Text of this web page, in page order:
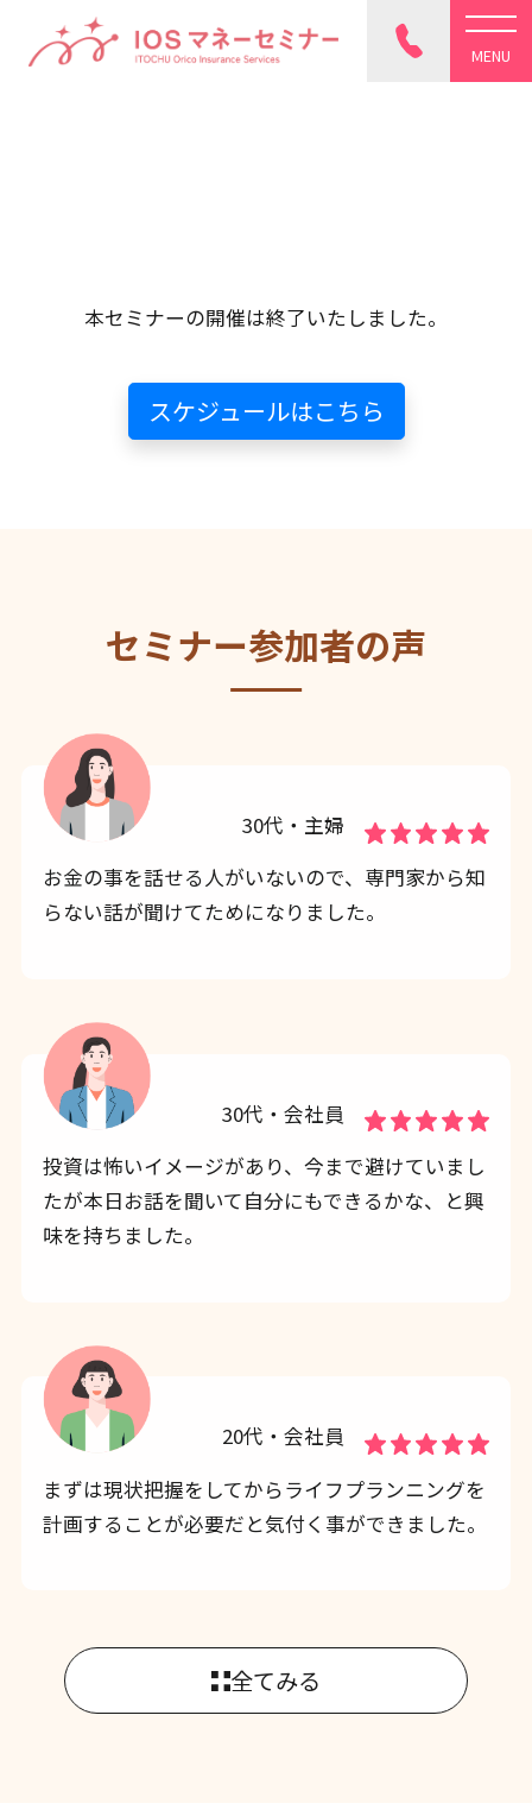
本セミナーの開催は終了いたしました。
スケジュールはこちら
セミナー参加者の声
30代・主婦
お金の事を話せる人がいないので、専門家から知
らない話が聞けてためになりました。
30代・会社員
投資は怖いイメージがあり、今まで避けていまし
たが本日お話を聞いて自分にもできるかな、と興
味を持ちました。
20代・会社員
まずは現状把握をしてからライフプランニングを
計画することが必要だと気付く事ができました。
全てみる